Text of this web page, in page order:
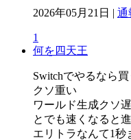
2026年05月21日 | 通
1
何を四天王
Switchでやるなら
クソ重い
ワールド生成クソ
とでも速くなると
エリトラなんて1秒